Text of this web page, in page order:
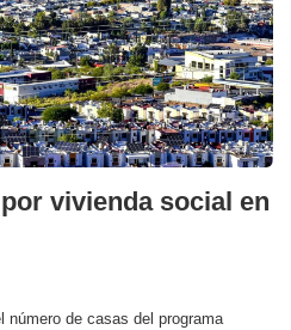
vivienda social en
número de casas del programa